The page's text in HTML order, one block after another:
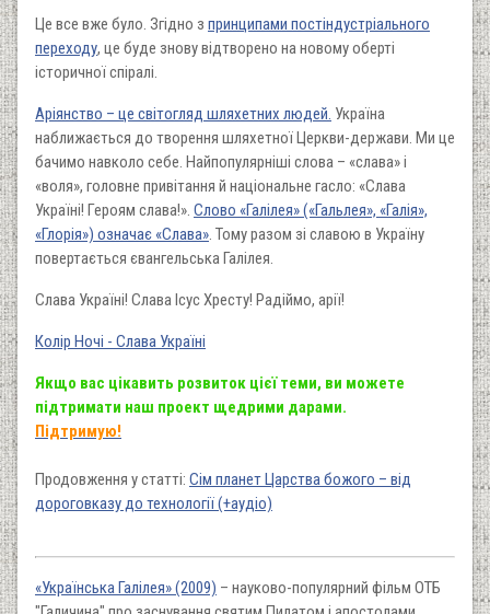
Це все вже було. Згідно з принципами постіндустріального
переходу, це буде знову відтворено на новому оберті
історичної спіралі.
Аріянство – це світогляд шляхетних людей. Україна
наближається до творення шляхетної Церкви-держави. Ми це
бачимо навколо себе. Найпопулярніші слова – «слава» і
«воля», головне привітання й національне гасло: «Слава
Україні! Героям слава!». Слово «Галілея» («Гальлея», «Галія»,
«Глорія») означає «Слава». Тому разом зі славою в Україну
повертається євангельська Галілея.
Слава Україні! Слава Ісус Хресту! Радіймо, арії!
Колір Ночі - Слава Україні
Якщо вас цікавить розвиток цієї теми, ви можете
підтримати наш проект щедрими дарами.
Підтримую!
Продовження у статті: Сім планет Царства божого – від
дороговказу до технології (+аудіо)
«Українська Галілея» (2009) – науково-популярний фільм ОТБ